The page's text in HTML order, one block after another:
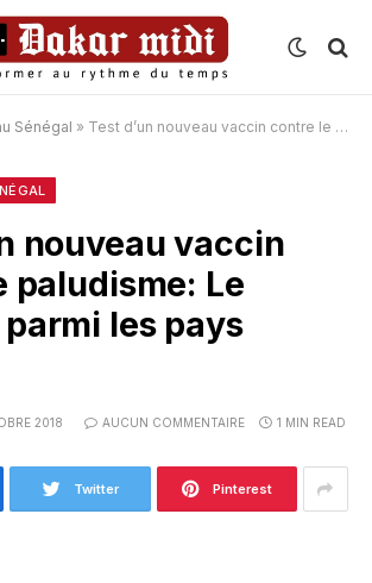
Sénégal » Test d’un nouveau vaccin contre le paludisme: Le Sénégal parmi les pays choisis
nouveau vaccin
paludisme: Le
les pays
2018 AUCUN COMMENTAIRE 1 MIN READ
Twitter Pinterest